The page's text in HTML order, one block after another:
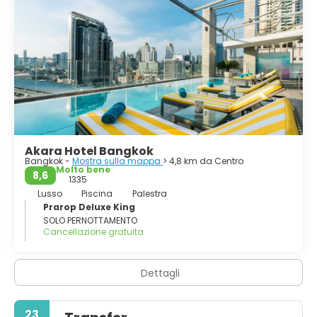
Akara Hotel Bangkok
Bangkok - Mostra sulla mappa > 4,8 km da Centro
8,6
Molto bene
1335
Lusso
Piscina
Palestra
Prarop Deluxe King
SOLO PERNOTTAMENTO
Cancellazione gratuita
Dettagli